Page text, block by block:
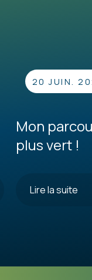
20 JUIN.
Mon
plus vert !
Lire la suite